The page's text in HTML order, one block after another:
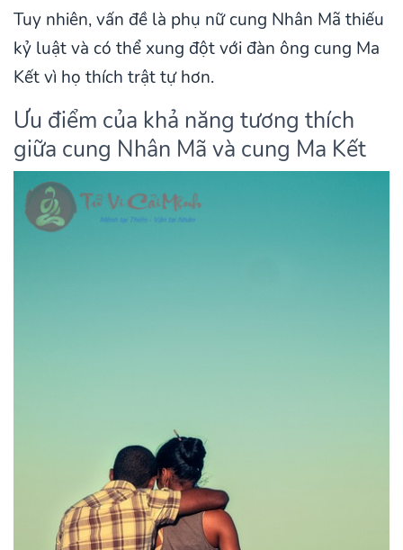
Tuy nhiên, vấn đề là phụ nữ cung Nhân Mã thiếu
kỷ luật và có thể xung đột với đàn ông cung Ma
Kết vì họ thích trật tự hơn.
Ưu điểm của khả năng tương thích
giữa cung Nhân Mã và cung Ma Kết